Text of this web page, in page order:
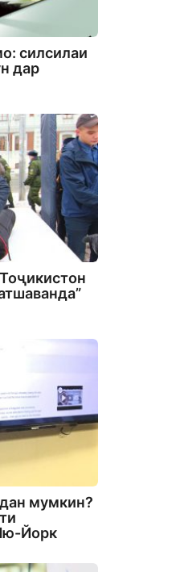
силсилаи
дар
мумкин?
Йорк